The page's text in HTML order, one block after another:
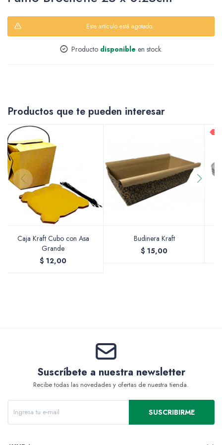
Este artículo está agotado.
Producto disponible en stock.
Productos que te pueden interesar
Caja Kraft Cubo con Asa
Grande
$ 12,00
Budinera Kraft
$ 15,00
Suscríbete a nuestra newsletter
Recibe todas las novedades y ofertas de nuestra tienda.
SUSCRIBIRME
Perfumería
Accesorios
Soportes Artísticos